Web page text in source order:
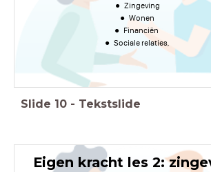
Zingeving
Wonen
Financiën
Sociale relaties,
Slide 10 - Tekstslide
Eigen kracht les 2: